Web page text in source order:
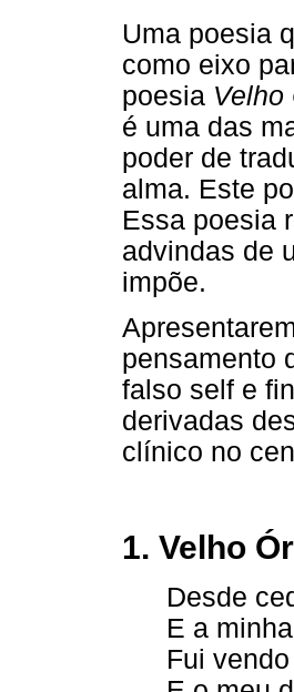
Uma poesia
como eixo
poesia Velho
é uma das
poder de
alma. Este
Essa poesia
advindas de
impõe.
pensamento
falso self e
derivadas
clínico no
1. Velho
Desde
E a
Fui